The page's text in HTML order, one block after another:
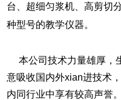
台、超细匀浆机、高剪切
种型号的教学仪器。
本公司技术力量雄厚，
意吸收国内外xian进技术
内同行业中享有较高声誉。